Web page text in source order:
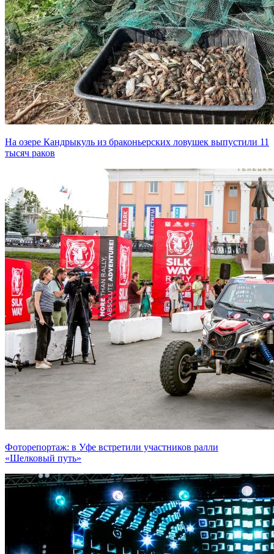
На озере Кандрыкуль из браконьерских ловушек выпустили 11
тысяч раков
Фоторепортаж: в Уфе встретили участников ралли
«Шелковый путь»